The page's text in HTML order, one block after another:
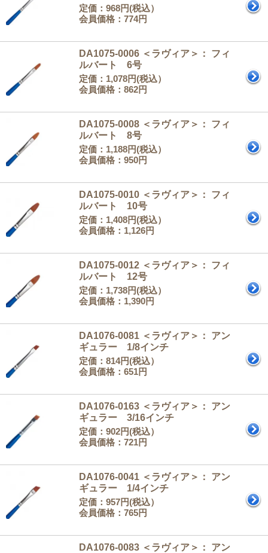
定価：968円(税込）
会員価格：774円
DA1075-0006 ＜ラヴィア＞： フィ
ルバート 6号
定価：1,078円(税込）
会員価格：862円
DA1075-0008 ＜ラヴィア＞： フィ
ルバート 8号
定価：1,188円(税込）
会員価格：950円
DA1075-0010 ＜ラヴィア＞： フィ
ルバート 10号
定価：1,408円(税込）
会員価格：1,126円
DA1075-0012 ＜ラヴィア＞： フィ
ルバート 12号
定価：1,738円(税込）
会員価格：1,390円
DA1076-0081 ＜ラヴィア＞： アン
ギュラー 1/8インチ
定価：814円(税込）
会員価格：651円
DA1076-0163 ＜ラヴィア＞： アン
ギュラー 3/16インチ
定価：902円(税込）
会員価格：721円
DA1076-0041 ＜ラヴィア＞： アン
ギュラー 1/4インチ
定価：957円(税込）
会員価格：765円
DA1076-0083 ＜ラヴィア＞： アン